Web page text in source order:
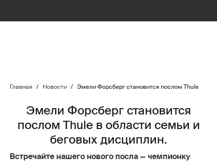
Главная / Новости / Эмели Форсберг становится послом Thule
Эмели Форсберг становится
послом Thule в области семьи и
беговых дисциплин.
Встречайте нашего нового посла — чемпионку